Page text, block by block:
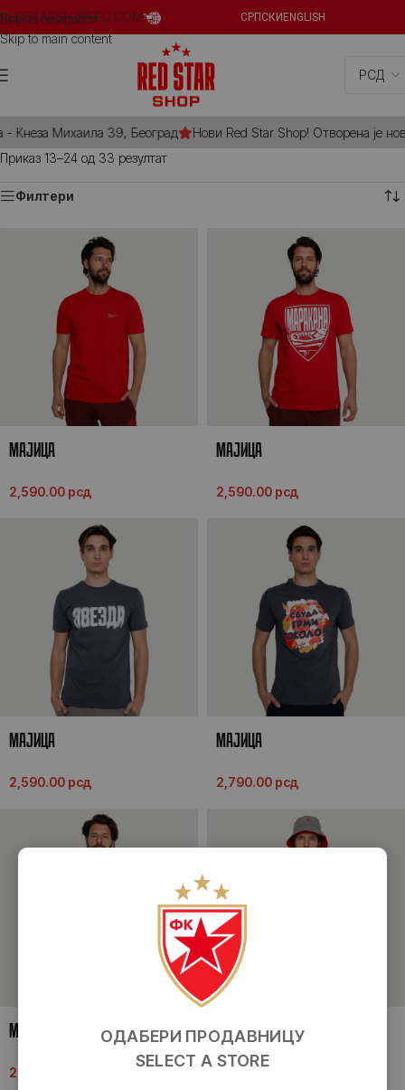
Skip to navigation
Skip to main content
REDSTARSHOP.EU.COM СРПСКИ ENGLISH
Кнеза Михаила 39, Београд
Нови Red Star Shop! Отворена је
Приказ 13–24 од 33 резултат
Филтери
MАЈИЦА
2,590.00 рсд
MАЈИЦА
2,590.00 рсд
МАЈИЦА
2,590.00 рсд
MАЈИЦА
2,790.00 рсд
MАЈИЦА
2,790.00
МАЈИЦА
ОДАБЕРИ ПРОДАВНИЦУ
SELECT A STORE